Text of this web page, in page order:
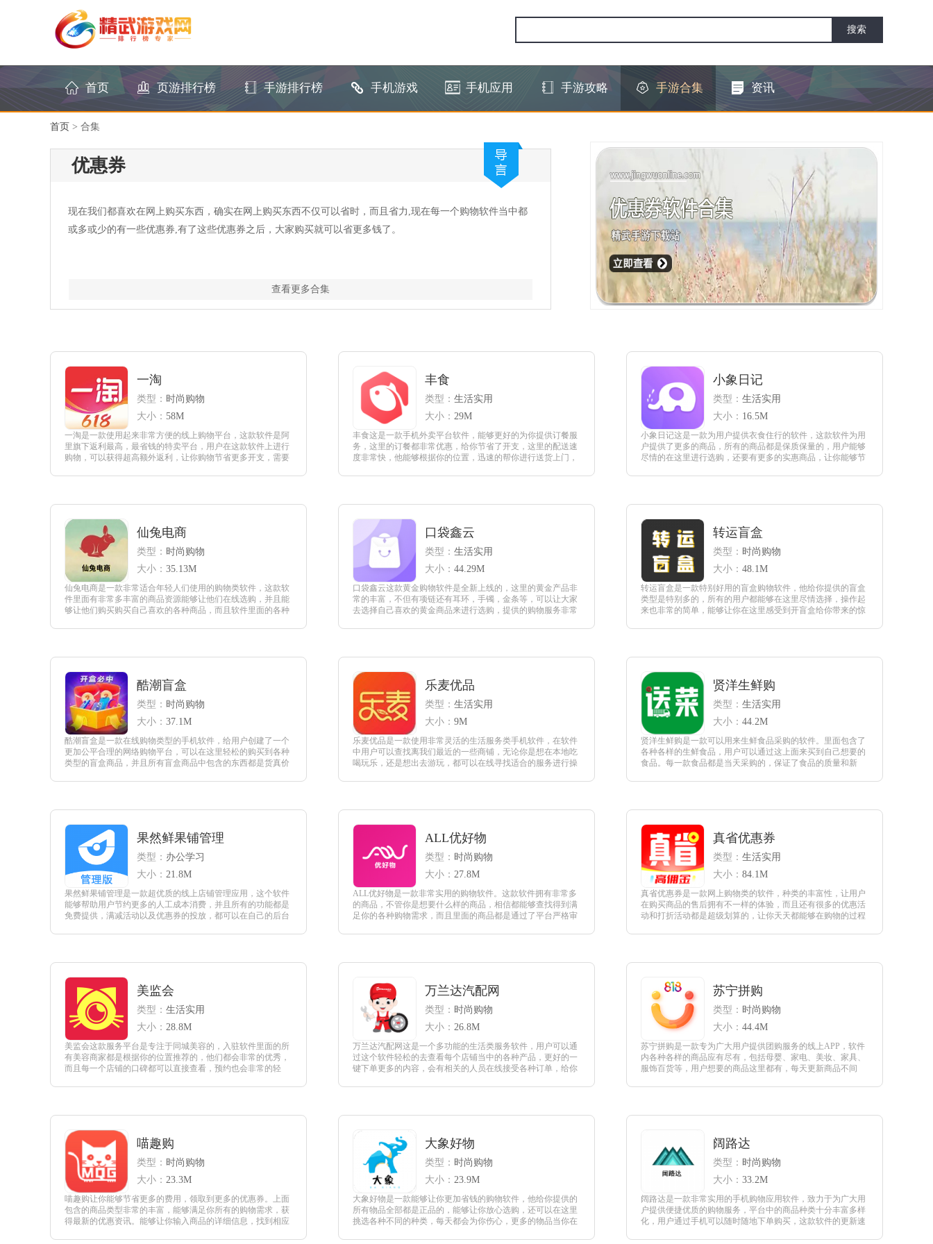
首页 页游排行榜 手游排行榜 手机游戏 手机应用 手游攻略 手游合集 资讯
首页 > 合集
优惠券
现在我们都喜欢在网上购买东西，确实在网上购买东西不仅可以省时，而且省力,现在每一个购物软件当中都
或多或少的有一些优惠券,有了这些优惠券之后，大家购买就可以省更多钱了。
查看更多合集
一淘
类型： 时尚购物
大小： 58M
一淘是一款使用起来非常方便的线上购物平台，这款软件是阿
里旗下返利最高，最省钱的特卖平台，用户在这款软件上进行
购物，可以获得超高额外返利，让你购物节省更多开支，需要
丰食
类型： 生活实用
大小： 29M
丰食这是一款手机外卖平台软件，能够更好的为你提供订餐服
务，这里的订餐都非常优惠，给你节省了开支，这里的配送速
度非常快，他能够根据你的位置，迅速的帮你进行送货上门，
小象日记
类型： 生活实用
大小： 16.5M
小象日记这是一款为用户提供衣食住行的软件，这款软件为用
户提供了更多的商品，所有的商品都是保质保量的，用户能够
尽情的在这里进行选购，还要有更多的实惠商品，让你能够节
仙兔电商
类型： 时尚购物
大小： 35.13M
仙兔电商是一款非常适合年轻人们使用的购物类软件，这款软
件里面有非常多丰富的商品资源能够让他们在线选购，并且能
够让他们购买购买自己喜欢的各种商品，而且软件里面的各种
口袋鑫云
类型： 生活实用
大小： 44.29M
口袋鑫云这款黄金购物软件是全新上线的，这里的黄金产品非
常的丰富，不但有项链还有耳环，手镯，金条等，可以让大家
去选择自己喜欢的黄金商品来进行选购，提供的购物服务非常
转运盲盒
类型： 时尚购物
大小： 48.1M
转运盲盒是一款特别好用的盲盒购物软件，他给你提供的盲盒
类型是特别多的，所有的用户都能够在这里尽情选择，操作起
来也非常的简单，能够让你在这里感受到开盲盒给你带来的惊
酷潮盲盒
类型： 时尚购物
大小： 37.1M
酷潮盲盒是一款在线购物类型的手机软件，给用户创建了一个
更加公平合理的网络购物平台，可以在这里轻松的购买到各种
类型的盲盒商品，并且所有盲盒商品中包含的东西都是货真价
乐麦优品
类型： 生活实用
大小： 9M
乐麦优品是一款使用非常灵活的生活服务类手机软件，在软件
中用户可以查找离我们最近的一些商铺，无论你是想在本地吃
喝玩乐，还是想出去游玩，都可以在线寻找适合的服务进行操
贤洋生鲜购
类型： 生活实用
大小： 44.2M
贤洋生鲜购是一款可以用来生鲜食品采购的软件。里面包含了
各种各样的生鲜食品，用户可以通过这上面来买到自己想要的
食品。每一款食品都是当天采购的，保证了食品的质量和新
果然鲜果铺管理
类型： 办公学习
大小： 21.8M
果然鲜果铺管理是一款超优质的线上店铺管理应用，这个软件
能够帮助用户节约更多的人工成本消费，并且所有的功能都是
免费提供，满减活动以及优惠券的投放，都可以在自己的后台
ALL优好物
类型： 时尚购物
大小： 27.8M
ALL优好物是一款非常实用的购物软件。这款软件拥有非常多
的商品，不管你是想要什么样的商品，相信都能够查找得到满
足你的各种购物需求，而且里面的商品都是通过了平台严格审
真省优惠券
类型： 生活实用
大小： 84.1M
真省优惠券是一款网上购物类的软件，种类的丰富性，让用户
在购买商品的售后拥有不一样的体验，而且还有很多的优惠活
动和打折活动都是超级划算的，让你天天都能够在购物的过程
美监会
类型： 生活实用
大小： 28.8M
美监会这款服务平台是专注于同城美容的，入驻软件里面的所
有美容商家都是根据你的位置推荐的，他们都会非常的优秀，
而且每一个店铺的口碑都可以直接查看，预约也会非常的轻
万兰达汽配网
类型： 时尚购物
大小： 26.8M
万兰达汽配网这是一个多功能的生活类服务软件，用户可以通
过这个软件轻松的去查看每个店铺当中的各种产品，更好的一
键下单更多的内容，会有相关的人员在线接受各种订单，给你
苏宁拼购
类型： 时尚购物
大小： 44.4M
苏宁拼购是一款专为广大用户提供团购服务的线上APP，软件
内各种各样的商品应有尽有，包括母婴、家电、美妆、家具、
服饰百货等，用户想要的商品这里都有，每天更新商品不间
喵趣购
类型： 时尚购物
大小： 23.3M
喵趣购让你能够节省更多的费用，领取到更多的优惠券。上面
包含的商品类型非常的丰富，能够满足你所有的购物需求，获
得最新的优惠资讯。能够让你输入商品的详细信息，找到相应
大象好物
类型： 时尚购物
大小： 23.9M
大象好物是一款能够让你更加省钱的购物软件，他给你提供的
所有物品全部都是正品的，能够让你放心选购，还可以在这里
挑选各种不同的种类，每天都会为你伤心，更多的物品当你在
阔路达
类型： 时尚购物
大小： 33.2M
阔路达是一款非常实用的手机购物应用软件，致力于为广大用
户提供便捷优质的购物服务，平台中的商品种类十分丰富多样
化，用户通过手机可以随时随地下单购买，这款软件的更新速